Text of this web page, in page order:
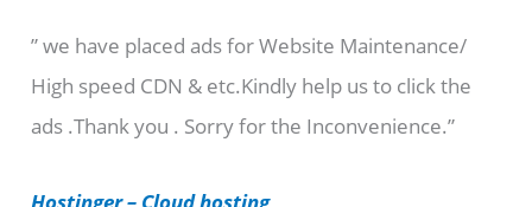
g
o
r
” we have placed ads for Website Maintenance/
High speed CDN & etc.Kindly help us to click the
ads .Thank you . Sorry for the Inconvenience.”
Hostinger – Cloud hosting